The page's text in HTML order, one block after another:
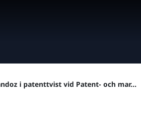
i patenttvist vid Patent- och mar...